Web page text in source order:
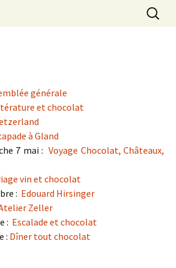
de Chocolat
du chocolat –
générale
et chocolat
à Gland
7 mai : Voyage Chocolat, Châteaux,
vin et chocolat
: Edouard Hirsinger
Zeller
: Escalade et chocolat
: Dîner tout chocolat